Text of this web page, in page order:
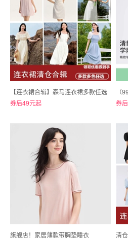
【连衣裙合辑】森马连衣裙多款任选
券后49元起
券
旗舰店！家居薄款带胸垫睡衣 清